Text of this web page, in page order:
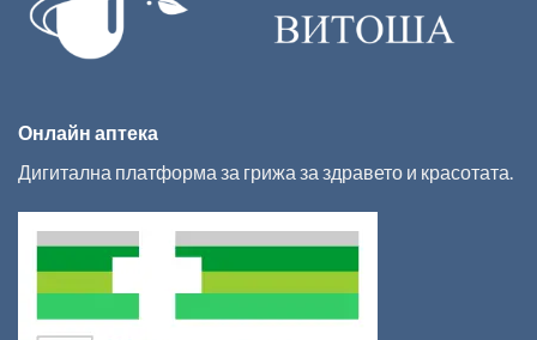
Онлайн аптека
Дигитална платформа за грижа за здравето и красотата.